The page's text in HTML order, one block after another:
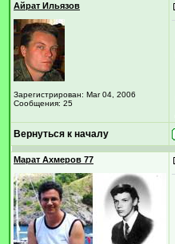
Айрат Ильязов
Зарегистрирован: Mar 04, 2006
Сообщения: 25
Вернуться к началу
Марат Ахмеров 77